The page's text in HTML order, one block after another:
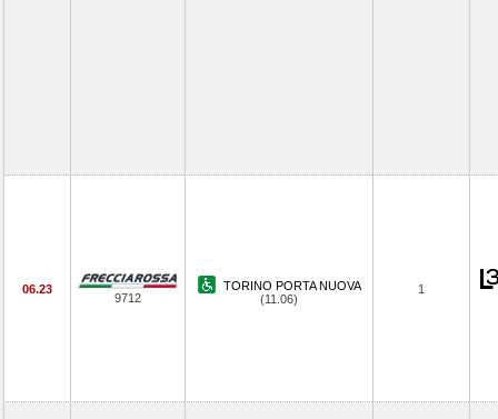
06.23
9712
TORINO PORTA NUOVA
(11.06)
1